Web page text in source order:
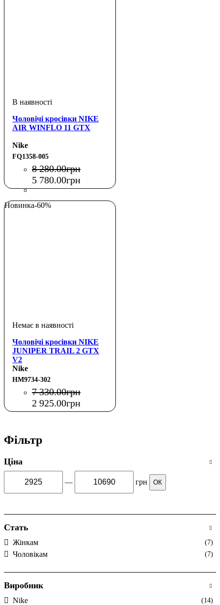
Чоловічі кросівки NIKE
AIR WINFLO 11 GTX
Nike
FQ1358-005
8 280.00грн
5 780.00грн
Новинка-60%
Чоловічі кросівки NIKE
JUNIPER TRAIL 2 GTX
V2
Nike
HM9734-302
7 330.00грн
2 925.00грн
Фільтр
Ціна
— грн ОК
Стать
Жінкам (7)
Чоловікам (7)
Виробник
Nike (14)